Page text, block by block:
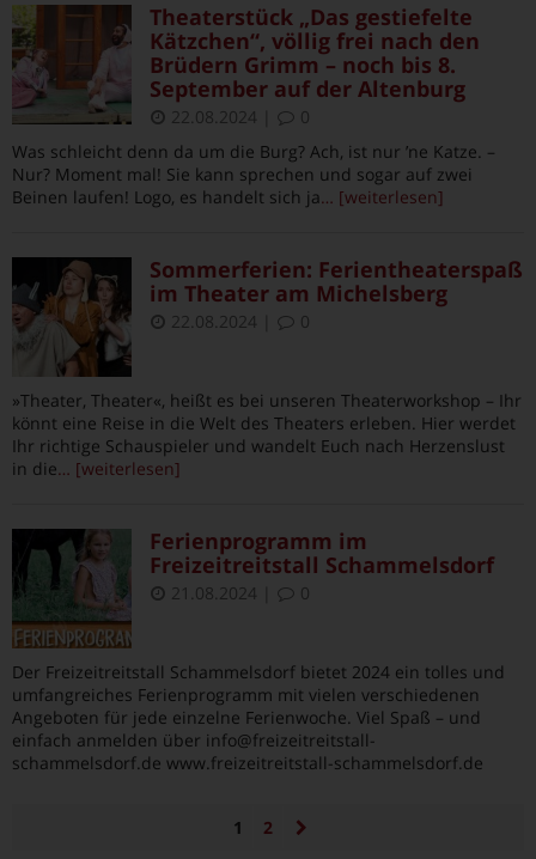
Theaterstück „Das gestiefelte
Kätzchen“, völlig frei nach den
Brüdern Grimm – noch bis 8.
September auf der Altenburg
22.08.2024
0
Was schleicht denn da um die Burg? Ach, ist nur ’ne Katze. –
Nur? Moment mal! Sie kann sprechen und sogar auf zwei
Beinen laufen! Logo, es handelt sich ja … [weiterlesen]
Sommerferien: Ferientheaterspaß
im Theater am Michelsberg
22.08.2024 0
»Theater, Theater«, heißt es bei unseren Theaterworkshop – Ihr
könnt eine Reise in die Welt des Theaters erleben. Hier werdet
Ihr richtige Schauspieler und wandelt Euch nach Herzenslust
in die … [weiterlesen]
Ferienprogramm im
Freizeitreitstall Schammelsdorf
21.08.2024 0
Der Freizeitreitstall Schammelsdorf bietet 2024 ein tolles und
umfangreiches Ferienprogramm mit vielen verschiedenen
Angeboten für jede einzelne Ferienwoche. Viel Spaß – und
einfach anmelden über info@freizeitreitstall-
schammelsdorf.de www.freizeitreitstall-schammelsdorf.de
1 2